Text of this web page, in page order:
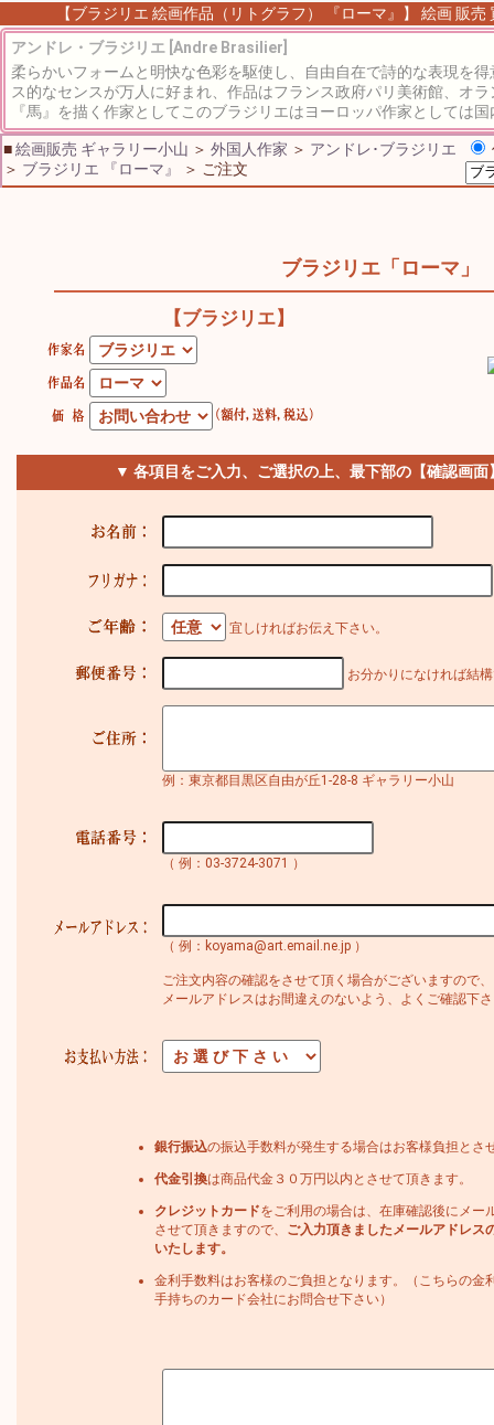
【ブラジリエ 絵画作品（リトグラフ） 『ローマ』】 絵画 販
アンドレ・ブラジリエ [Andre Brasilier]
柔らかいフォームと明快な色彩を駆使し、自由自在で詩的な表現を
ス的なセンスが万人に好まれ、作品はフランス政府パリ美術館、オ
『馬』を描く作家としてこのブラジリエはヨーロッパ作家としては
■絵画販売 ギャラリー小山 ＞ 外国人作家 ＞ アンドレ･ブラジリエ
＞ ブラジリエ 『ローマ』 ＞ ご注文
ブラジリエ「ローマ」
【ブラジリエ】
▼ 各項目をご入力、ご選択の上、最下部の【確認画
宜しければお伝え下さい。
お分かりになければ結
例：東京都目黒区自由が丘1-28-8 ギャラリー小山
（ 例：03-3724-3071 ）
（ 例：koyama@art.email.ne.jp ）
ご注文内容の確認をさせて頂く場合がございますので、
メールアドレスはお間違えのないよう、よくご確認下
銀行振込の振込手数料が発生する場合はお客様負担とさ
代金引換は商品代金３０万円以内とさせて頂きます。
クレジットカードをご利用の場合は、在庫確認後にメー
させて頂きますので、
ご入力頂きましたメールアドレス
いたします。
金利手数料はお客様のご負担となります。（こちらの金
手持ちのカード会社にお問合せ下さい）